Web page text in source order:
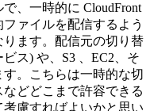
、一時的に CloudFront
ァイルを配信するよう
ます。配信元の切り替
ス) や、S3 、EC2、そ
。こちらは一時的な切
どどこまで許容できる
慮すればよいかと思い